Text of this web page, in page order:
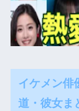
イケメン俳
道・彼女ま